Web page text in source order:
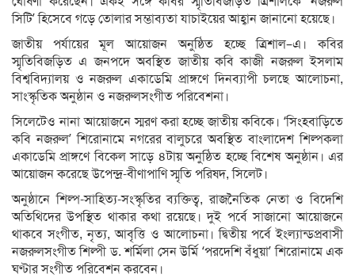
সিটি’ হিসেবে গড়ে তোলার সম্ভাব্যতা যাচাইয়ের আহ্বান জানানো হয়েছে।
জাতীয় পর্যায়ের মূল আয়োজন অনুষ্ঠিত হচ্ছে ত্রিশাল–এ। কবির
স্মৃতিবিজড়িত এ জনপদে অবস্থিত জাতীয় কবি কাজী নজরুল ইসলাম
বিশ্ববিদ্যালয় ও নজরুল একাডেমি প্রাঙ্গণে দিনব্যাপী চলছে আলোচনা,
সাংস্কৃতিক অনুষ্ঠান ও নজরুলসংগীত পরিবেশনা।
সিলেটেও নানা আয়োজনে স্মরণ করা হচ্ছে জাতীয় কবিকে। ‘সিংহবাড়িতে
কবি নজরুল’ শিরোনামে নগরের বালুচরে অবস্থিত বাংলাদেশ শিল্পকলা
একাডেমি প্রাঙ্গণে বিকেল সাড়ে ৪টায় অনুষ্ঠিত হচ্ছে বিশেষ অনুষ্ঠান। এর
আয়োজন করেছে উপেন্দ্র-বীণাপাণি স্মৃতি পরিষদ, সিলেট।
অনুষ্ঠানে শিল্প-সাহিত্য-সংস্কৃতির ব্যক্তিত্ব, রাজনৈতিক নেতা ও বিদেশি
অতিথিদের উপস্থিত থাকার কথা রয়েছে। দুই পর্বে সাজানো আয়োজনে
থাকবে সংগীত, নৃত্য, আবৃত্তি ও আলোচনা। দ্বিতীয় পর্বে ইংল্যান্ডপ্রবাসী
নজরুলসংগীত শিল্পী ড. শর্মিলা সেন উর্মি ‘পরদেশি বঁধুয়া’ শিরোনামে এক
ঘণ্টার সংগীত পরিবেশন করবেন।